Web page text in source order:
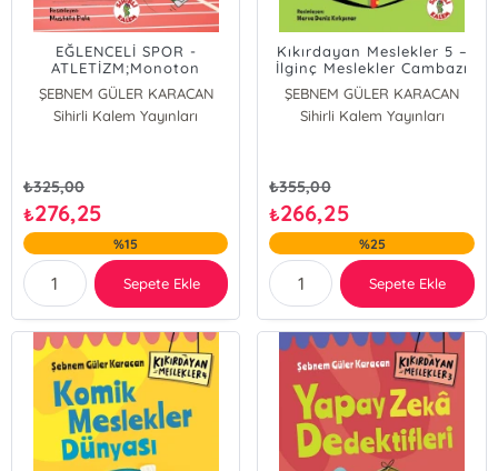
EĞLENCELİ SPOR -
ATLETİZM;Monoton
Hayatıma Maraton
Koşusu
ŞEBNEM GÜLER KARACAN
Sihirli Kalem Yayınları
₺325,00
₺276,25
%15
Sepete Ekle
Kıkırdayan Meslekler 5 –
İlginç Meslekler Cambazı
ŞEBNEM GÜLER KARACAN
Sihirli Kalem Yayınları
₺355,00
₺266,25
%25
Sepete Ekle